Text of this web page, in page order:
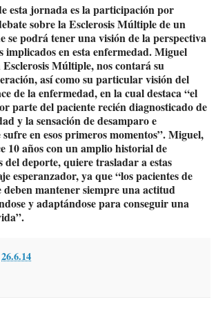
esta jornada es laparticipación por
sobre la Esclerosis Múltiple de un
se podrá tener una visión de la perspectiva
implicados en esta enfermedad. Miguel
Esclerosis Múltiple, nos contará su
así como su particular visión del
de la enfermedad, en la cual destaca “el
parte del paciente recién diagnosticado de
y la sensación de desamparo e
en esos primeros momentos”. Miguel,
10 años con un amplio historial de
del deporte, quiere trasladar a estas
esperanzador, ya que “los pacientes de
mantener siempre una actitud
y adaptándose para conseguir una
26.6.14